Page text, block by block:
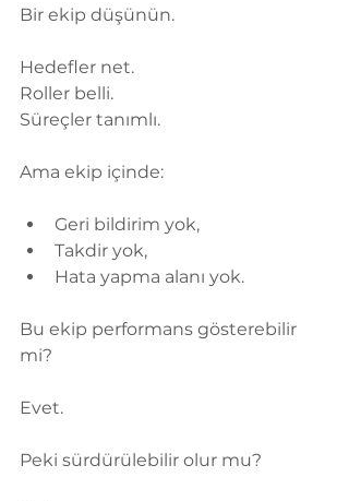
Bir ekip düşünün.
Hedefler net.
Roller belli.
Süreçler tanımlı.
Ama ekip içinde:
Geri bildirim yok,
Takdir yok,
Hata yapma alanı yok.
Bu ekip performans gösterebilir
mi?
Evet.
Peki sürdürülebilir olur mu?